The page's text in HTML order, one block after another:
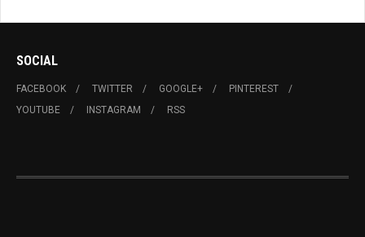
SOCIAL
FACEBOOK TWITTER GOOGLE+
PINTEREST
YOUTUBE
INSTAGRAM RSS